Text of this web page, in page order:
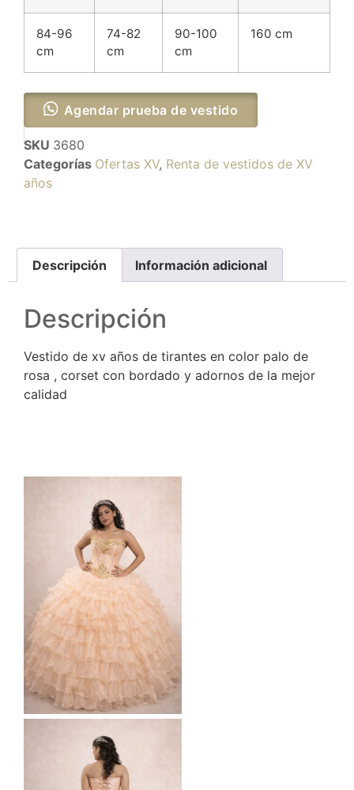
84-96
cm
74-82
cm
90-100
cm
160 cm
Agendar prueba de vestido
SKU 3680
Categorías Ofertas XV, Renta de vestidos de XV
años
Descripción Información adicional
Descripción
Vestido de xv años de tirantes en color palo de
rosa , corset con bordado y adornos de la mejor
calidad